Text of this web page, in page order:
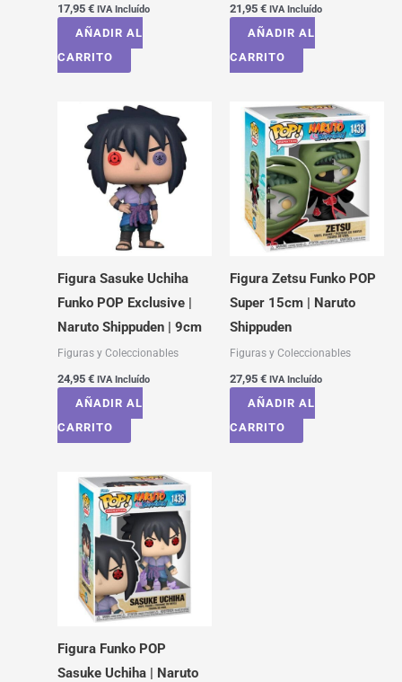
17,95 € IVA Incluído
AÑADIR AL
CARRITO
21,95 € IVA Incluído
AÑADIR AL
CARRITO
Figura Sasuke Uchiha
Funko POP Exclusive |
Naruto Shippuden | 9cm
Figuras y Coleccionables
24,95 € IVA Incluído
AÑADIR AL
CARRITO
Figura Zetsu Funko POP
Super 15cm | Naruto
Shippuden
Figuras y Coleccionables
27,95 € IVA Incluído
AÑADIR AL
CARRITO
Figura Funko POP
Sasuke Uchiha | Naruto